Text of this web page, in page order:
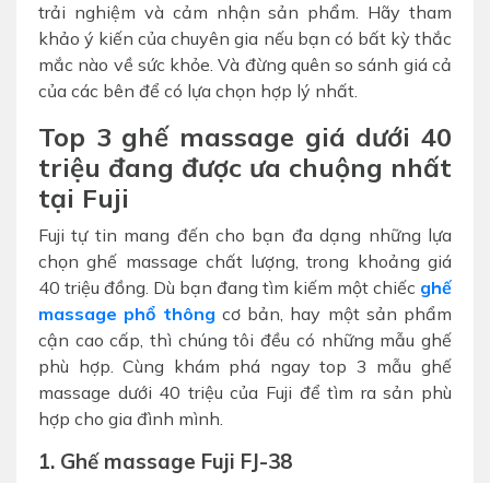
trải nghiệm và cảm nhận sản phẩm. Hãy tham
khảo ý kiến của chuyên gia nếu bạn có bất kỳ thắc
mắc nào về sức khỏe. Và đừng quên so sánh giá cả
của các bên để có lựa chọn hợp lý nhất.
Top 3 ghế massage giá dưới 40
triệu đang được ưa chuộng nhất
tại Fuji
Fuji tự tin mang đến cho bạn đa dạng những lựa
chọn ghế massage chất lượng, trong khoảng giá
40 triệu đồng. Dù bạn đang tìm kiếm một chiếc ghế
massage phổ thông cơ bản, hay một sản phẩm
cận cao cấp, thì chúng tôi đều có những mẫu ghế
phù hợp. Cùng khám phá ngay top 3 mẫu ghế
massage dưới 40 triệu của Fuji để tìm ra sản phù
hợp cho gia đình mình.
1. Ghế massage Fuji FJ-38